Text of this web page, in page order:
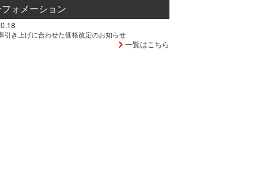
ォメーション
引き上げに合わせた価格改定のお知らせ
一覧はこちら